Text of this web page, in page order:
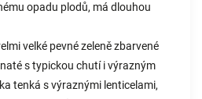
opadu plodů, má dlouhou
velké pevné zeleně zbarvené
s typickou chutí i výrazným
tenká s výraznými lenticelami,